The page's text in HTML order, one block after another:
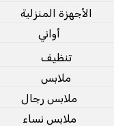
الأجهزة المنزلية
أواني
تنظيف
ملابس
ملابس رجال
ملابس نساء